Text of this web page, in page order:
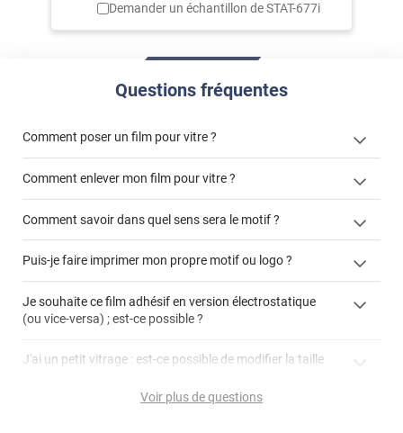
Demander un échantillon deSTAT-677i
Questions fréquentes
Comment poser un film pour vitre ?
cet article
cet
article
Comment enlever mon film pour vitre ?
enlever et stocker
Comment savoir dans quel sens sera le motif ?
Puis-je faire imprimer mon propre motif ou logo ?
personnaliser
Je souhaite ce film adhésif en version électrostatique
(ou vice-versa) ; est-ce possible ?
J'ai un petit vitrage : est-ce possible de modifier la taille
impression personnalisée
Voir plus de questions